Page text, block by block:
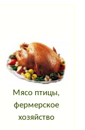
Мясо птицы,
фермерское
хозяйство